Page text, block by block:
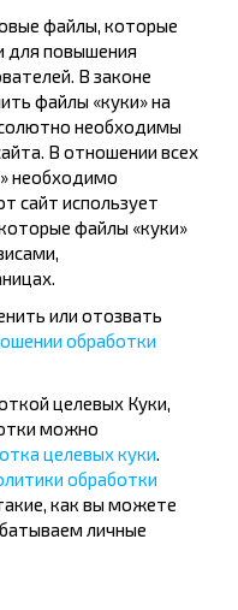
скидки и
INFOBUS.
и
файлы, которые
для повышения
В законе
файлы «куки» на
необходимы
В отношении всех
необходимо
сайт использует
файлы «куки»
или отозвать
обработки
целевых Куки,
можно
целевых куки.
обработки
как вы можете
личные